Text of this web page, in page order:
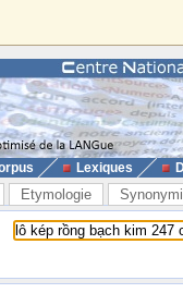
Lexiques
Etymologie